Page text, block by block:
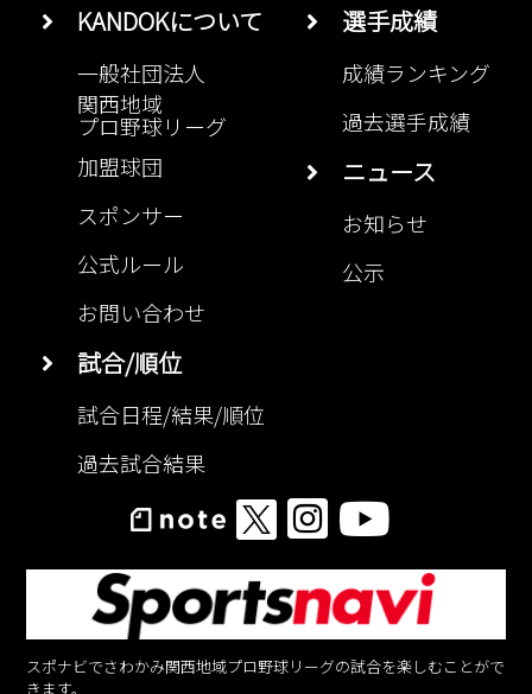
KANDOKについて
一般社団法人
関西地域
プロ野球リーグ
加盟球団
スポンサー
公式ルール
お問い合わせ
試合/順位
試合日程/結果/順位
過去試合結果
選手成績
成績ランキング
過去選手成績
ニュース
お知らせ
公示
スポナビでさわかみ関西地域プロ野球リーグの試合を楽しむことがで
きます。